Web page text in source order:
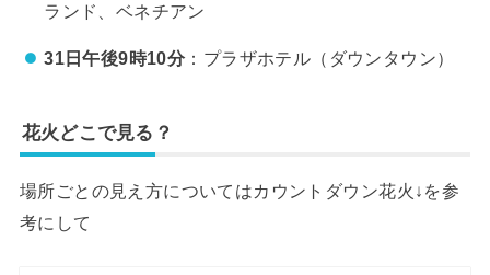
ランド、ベネチアン
31日午後9時10分：プラザホテル（ダウンタウン）
花火どこで見る？
場所ごとの見え方についてはカウントダウン花火↓を参
考にして